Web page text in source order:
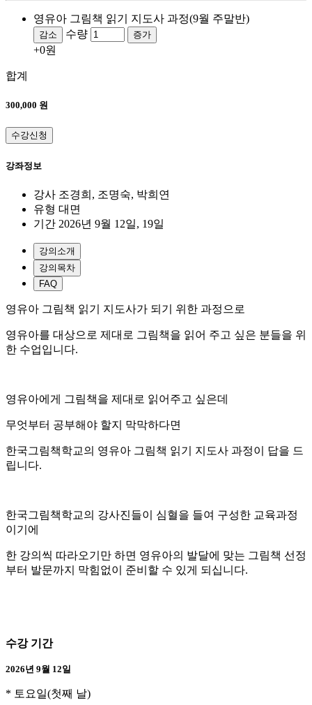
영유아 그림책 읽기 지도사 과정(9월 주말반)
감소 수량 증가
+0원
합계
300,000 원
수강신청
강좌정보
강사 조경희, 조명숙, 박희연
유형 대면
기간 2026년 9월 12일, 19일
강의소개
강의목차
FAQ
영유아 그림책 읽기 지도사가 되기 위한 과정으로
영유아를 대상으로 제대로 그림책을 읽어 주고 싶은 분들을 위
한 수업입니다.
영유아에게 그림책을 제대로 읽어주고 싶은데
무엇부터 공부해야 할지 막막하다면
한국그림책학교의 영유아 그림책 읽기 지도사 과정이 답을 드
립니다.
한국그림책학교의 강사진들이 심혈을 들여 구성한 교육과정
이기에
한 강의씩 따라오기만 하면 영유아의 발달에 맞는 그림책 선정
부터 발문까지 막힘없이 준비할 수 있게 되십니다.
수강 기간
2026년 9월 12일
* 토요일(첫째 날)